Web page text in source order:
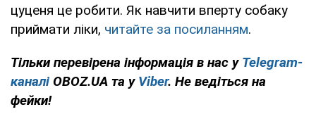
цуценя це робити. Як навчити вперту собаку
приймати ліки, читайте за посиланням.
Тільки перевірена інформація в нас у Telegram-
каналі OBOZ.UA та у Viber. Не ведіться на
фейки!